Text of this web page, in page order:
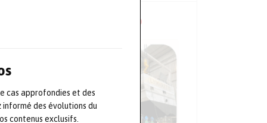
cas approfondies et des
informé des évolutions du
contenus exclusifs.
NOS CONFÉRENCES EN VIDÉO